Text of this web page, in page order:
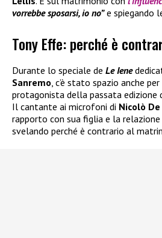
vorrebbe sposarsi, io no”e spiegando
Tony Effe: perché è
Durante lo speciale de Le Iene
Sanremo , c’è stato spazio anche per
protagonista della passata edizione
Il cantante ai microfoni di Nicolò
rapporto con sua figlia e la relazione
svelando perché è contrario al